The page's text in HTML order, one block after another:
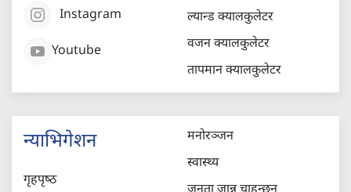
Instagram
Youtube
ल्यान्ड क्यालकुलेटर
वजन क्यालकुलेटर
तापमान क्यालकुलेटर
न्याभिगेशन
गृहपृष्‍ठ
मनोरञ्जन
स्वास्थ्य